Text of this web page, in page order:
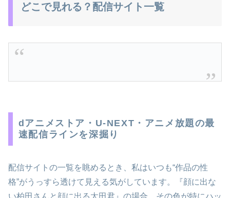
どこで見れる？配信サイト一覧
dアニメストア・U-NEXT・アニメ放題の最
速配信ラインを深掘り
配信サイトの一覧を眺めるとき、私はいつも“作品の性
格”がうっすら透けて見える気がしています。『顔に出な